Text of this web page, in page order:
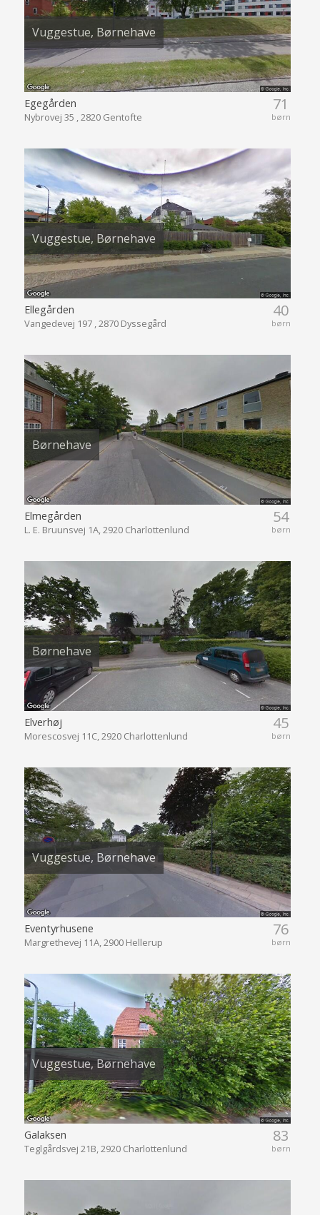
Vuggestue, Børnehave
71
børn
Egegården
Nybrovej 35 , 2820 Gentofte
Vuggestue, Børnehave
40
børn
Ellegården
Vangedevej 197 , 2870 Dyssegård
Børnehave
54
børn
Elmegården
L. E. Bruunsvej 1A, 2920 Charlottenlund
Børnehave
45
børn
Elverhøj
Morescosvej 11C, 2920 Charlottenlund
Vuggestue, Børnehave
76
børn
Eventyrhusene
Margrethevej 11A, 2900 Hellerup
Vuggestue, Børnehave
83
børn
Galaksen
Teglgårdsvej 21B, 2920 Charlottenlund